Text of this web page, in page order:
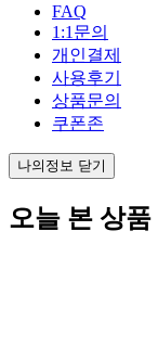
FAQ
1:1문의
개인결제
사용후기
상품문의
쿠폰존
나의정보 닫기
오늘 본 상품